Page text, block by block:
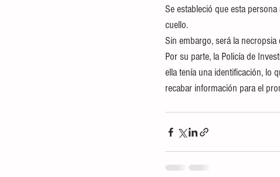
Se estableció que esta
cuello.
Sin embargo, será la
Por su parte, la Policía de
ella tenía una identificación, lo
recabar información para el